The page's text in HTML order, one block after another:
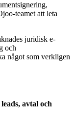
teamet att leta
juridisk e-
och
något som verkligen
avtal och